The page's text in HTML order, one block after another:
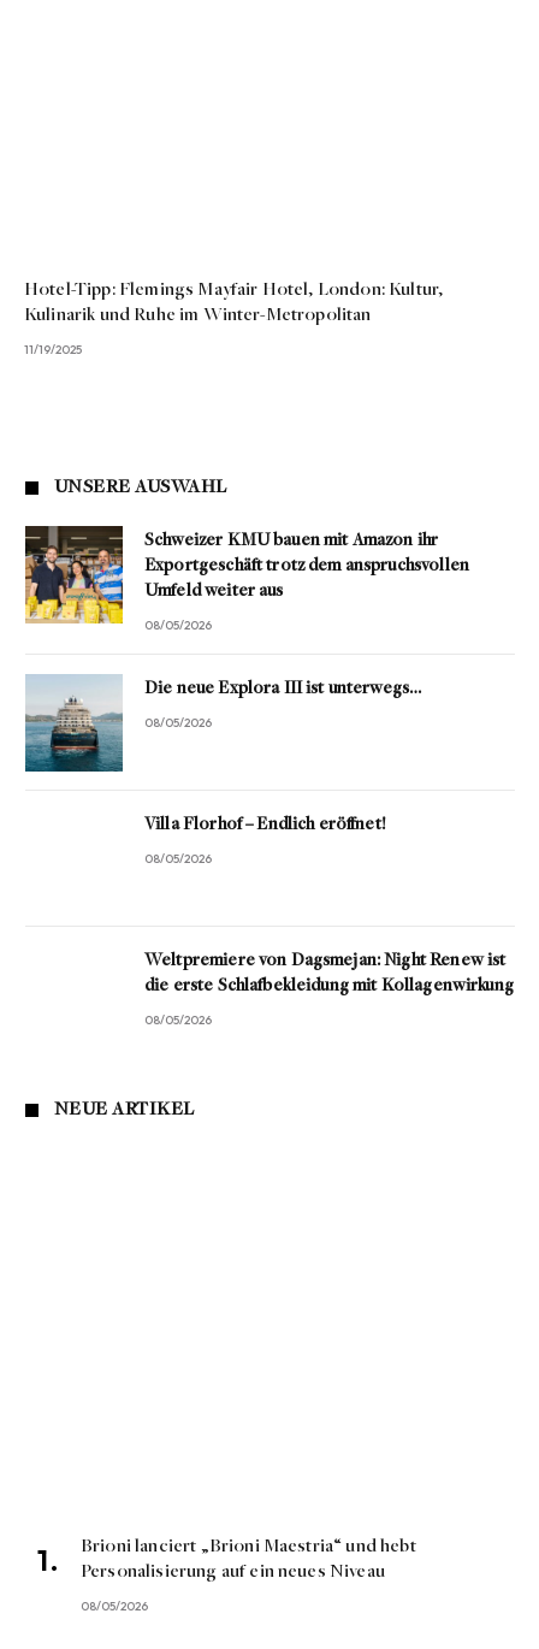
Hotel-Tipp: Flemings Mayfair Hotel, London: Kultur,
Kulinarik und Ruhe im Winter-Metropolitan
11/19/2025
UNSERE AUSWAHL
Schweizer KMU bauen mit Amazon ihr
Exportgeschäft trotz dem anspruchsvollen
Umfeld weiter aus
08/05/2026
Die neue Explora III ist unterwegs…
08/05/2026
Villa Florhof – Endlich eröffnet!
08/05/2026
Weltpremiere von Dagsmejan: Night Renew ist
die erste Schlafbekleidung mit Kollagenwirkung
08/05/2026
NEUE ARTIKEL
Brioni lanciert „Brioni Maestria“ und hebt
Personalisierung auf ein neues Niveau
08/05/2026